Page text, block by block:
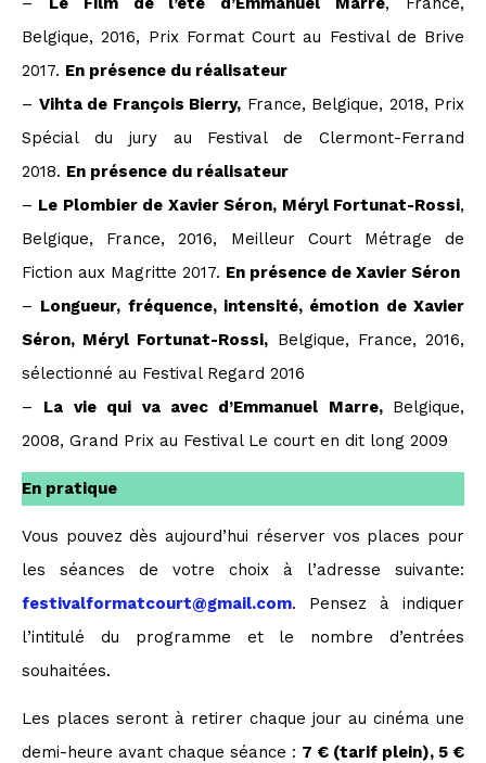
Belgique, 2016, Prix Format Court au Festival de Brive
2017. En présence du réalisateur
– Vihta de François Bierry, France, Belgique, 2018, Prix
Spécial du jury au Festival de Clermont-Ferrand
2018. En présence du réalisateur
– Le Plombier de Xavier Séron, Méryl Fortunat-Rossi,
Belgique, France, 2016, Meilleur Court Métrage de
Fiction aux Magritte 2017. En présence de Xavier Séron
– Longueur, fréquence, intensité, émotion de Xavier
Séron, Méryl Fortunat-Rossi, Belgique, France, 2016,
sélectionné au Festival Regard 2016
– La vie qui va avec d’Emmanuel Marre, Belgique,
2008, Grand Prix au Festival Le court en dit long 2009
En pratique
Vous pouvez dès aujourd’hui réserver vos places pour
les séances de votre choix à l’adresse suivante:
festivalformatcourt@gmail.com. Pensez à indiquer
l’intitulé du programme et le nombre d’entrées
souhaitées.
Les places seront à retirer chaque jour au cinéma une
demi-heure avant chaque séance : 7 € (tarif plein), 5 €